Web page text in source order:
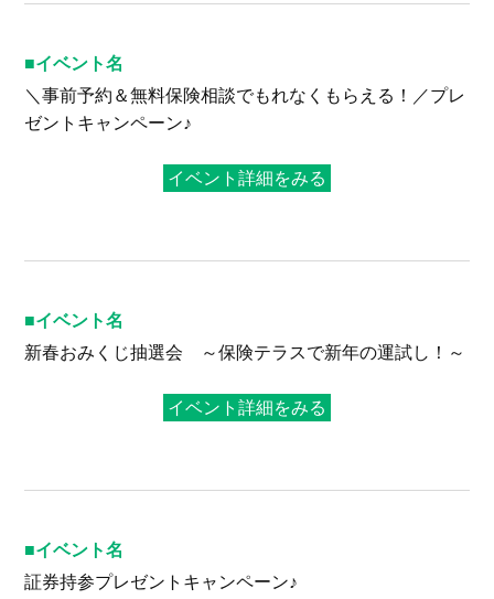
イベント名
＼事前予約＆無料保険相談でもれなくもらえる！／プレ
ゼントキャンペーン♪
イベント詳細をみる
イベント名
新春おみくじ抽選会 ～保険テラスで新年の運試し！～
イベント詳細をみる
イベント名
証券持参プレゼントキャンペーン♪